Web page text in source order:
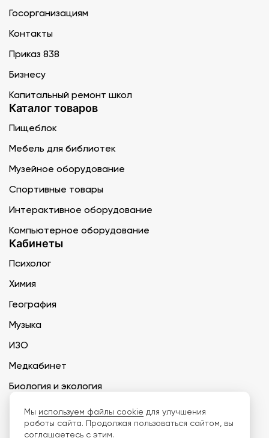
Госорганизациям
Контакты
Приказ 838
Бизнесу
Капитальный ремонт школ
Каталог товаров
Пищеблок
Мебель для библиотек
Музейное оборудование
Спортивные товары
Интерактивное оборудование
Компьютерное оборудование
Кабинеты
Психолог
Химия
География
Музыка
ИЗО
Медкабинет
Биология и экология
Технология
Мы используем файлы cookie для улучшения
работы сайта. Продолжая пользоваться сайтом, вы
соглашаетесь с этим.